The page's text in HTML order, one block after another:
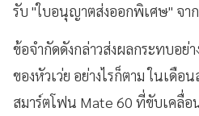
รับ "ใบอนุญาตส่งออกพิเศษ" จา
ข้อจำกัดดังกล่าวส่งผลกระทบอย่
ของหัวเว่ย อย่างไรก็ตาม ในเดือ
สมาร์ตโฟน Mate 60 ที่ขับเคลื่อ